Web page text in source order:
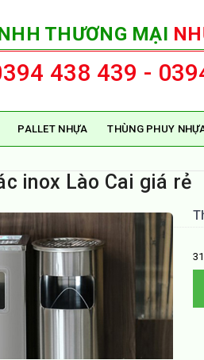
THƯƠNG MẠI
438 439 -
PALLET NHỰA THÙNG PHUY
inox Lào Cai giá rẻ